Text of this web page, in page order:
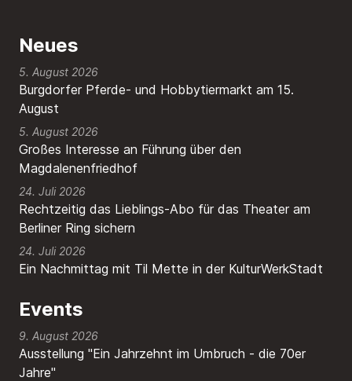
Neues
Burgdorfer Pferde- und Hobbytiermarkt am 15.
August
5. August 2026
Großes Interesse an Führung über den
Magdalenenfriedhof
5. August 2026
Rechtzeitig das Lieblings-Abo für das Theater am
Berliner Ring sichern
24. Juli 2026
Ein Nachmittag mit Til Mette in der KulturWerkStadt
24. Juli 2026
Events
9. August 2026
Ausstellung "Ein Jahrzehnt im Umbruch - die 70er
Jahre"